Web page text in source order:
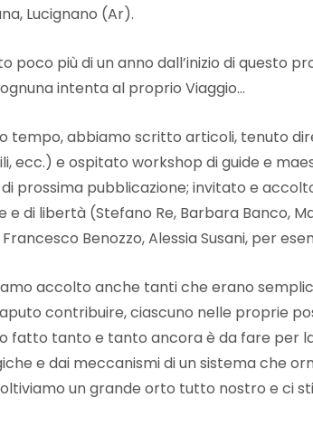
Lucignano (Ar).
poco più di un anno dall’inizio di questo
intenta al proprio Viaggio…
tempo, abbiamo scritto articoli, tenuto
ecc.) e ospitato workshop di guide e
prossima pubblicazione; invitato e
e di libertà (Stefano Re, Barbara Banco,
Francesco Benozzo, Alessia Susani, per
accolto anche tanti che erano
contribuire, ciascuno nelle proprie
fatto tanto e tanto ancora è da fare per
e dai meccanismi di un sistema che
un grande orto tutto nostro e ci